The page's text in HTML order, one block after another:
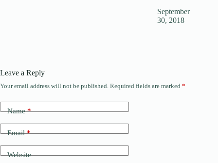
September
30, 2018
Leave a Reply
Your email address will not be published. Required fields are marked *
Name*
Email*
Website